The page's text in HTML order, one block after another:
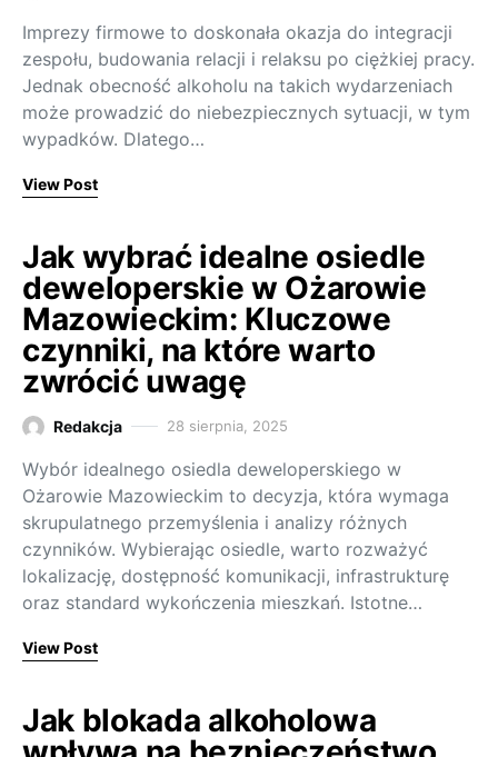
Imprezy firmowe to doskonała okazja do integracji
zespołu, budowania relacji i relaksu po ciężkiej pracy.
Jednak obecność alkoholu na takich wydarzeniach
może prowadzić do niebezpiecznych sytuacji, w tym
wypadków. Dlatego…
View Post
Jak wybrać idealne osiedle
deweloperskie w Ożarowie
Mazowieckim: Kluczowe
czynniki, na które warto
zwrócić uwagę
Redakcja 28 sierpnia, 2025
Wybór idealnego osiedla deweloperskiego w
Ożarowie Mazowieckim to decyzja, która wymaga
skrupulatnego przemyślenia i analizy różnych
czynników. Wybierając osiedle, warto rozważyć
lokalizację, dostępność komunikacji, infrastrukturę
oraz standard wykończenia mieszkań. Istotne…
View Post
Jak blokada alkoholowa